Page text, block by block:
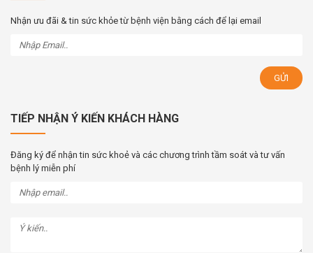
Nhận ưu đãi & tin sức khỏe từ bệnh viện bằng cách để lại email
TIẾP NHẬN Ý KIẾN KHÁCH HÀNG
Đăng ký để nhận tin sức khoẻ và các chương trình tầm soát và tư vấn
bệnh lý miễn phí